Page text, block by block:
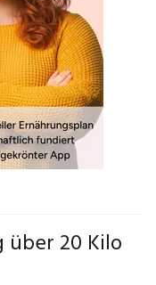
20 Kilo